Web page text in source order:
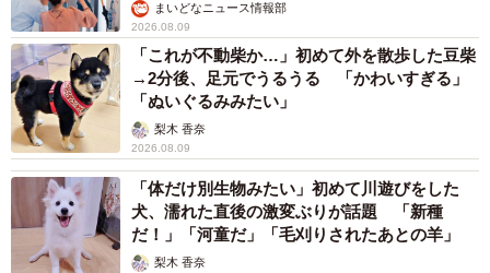
まいどなニュース情報部
2026.08.09
「これが不動柴か…」初めて外を散歩した豆柴
→2分後、足元でうるうる 「かわいすぎる」
「ぬいぐるみみたい」
梨木 香奈
2026.08.09
「体だけ別生物みたい」初めて川遊びをした
犬、濡れた直後の激変ぶりが話題 「新種
だ！」「河童だ」「毛刈りされたあとの羊」
梨木 香奈